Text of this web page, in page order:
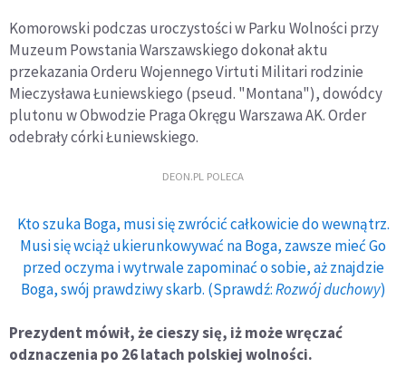
Komorowski podczas uroczystości w Parku Wolności przy
Muzeum Powstania Warszawskiego dokonał aktu
przekazania Orderu Wojennego Virtuti Militari rodzinie
Mieczysława Łuniewskiego (pseud. "Montana"), dowódcy
plutonu w Obwodzie Praga Okręgu Warszawa AK. Order
odebrały córki Łuniewskiego.
DEON.PL POLECA
Kto szuka Boga, musi się zwrócić całkowicie do wewnątrz.
Musi się wciąż ukierunkowywać na Boga, zawsze mieć Go
przed oczyma i wytrwale zapominać o sobie, aż znajdzie
Boga, swój prawdziwy skarb. (Sprawdź:Rozwój duchowy)
Prezydent mówił, że cieszy się, iż może wręczać
odznaczenia po 26 latach polskiej wolności.